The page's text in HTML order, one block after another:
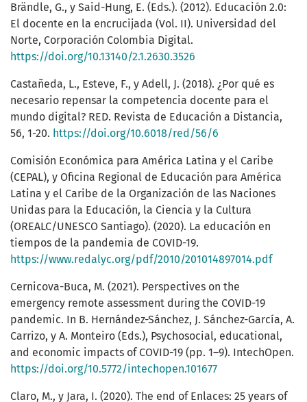
Brändle, G., y Said-Hung, E. (Eds.). (2012). Educación 2.0:
El docente en la encrucijada (Vol. II). Universidad del
Norte, Corporación Colombia Digital.
https://doi.org/10.13140/2.1.2630.3526
Castañeda, L., Esteve, F., y Adell, J. (2018). ¿Por qué es
necesario repensar la competencia docente para el
mundo digital? RED. Revista de Educación a Distancia,
56, 1-20. https://doi.org/10.6018/red/56/6
Comisión Económica para América Latina y el Caribe
(CEPAL), y Oficina Regional de Educación para América
Latina y el Caribe de la Organización de las Naciones
Unidas para la Educación, la Ciencia y la Cultura
(OREALC/UNESCO Santiago). (2020). La educación en
tiempos de la pandemia de COVID-19.
https://www.redalyc.org/pdf/2010/201014897014.pdf
Cernicova-Buca, M. (2021). Perspectives on the
emergency remote assessment during the COVID-19
pandemic. In B. Hernández-Sánchez, J. Sánchez-García, A.
Carrizo, y A. Monteiro (Eds.), Psychosocial, educational,
and economic impacts of COVID-19 (pp. 1–9). IntechOpen.
https://doi.org/10.5772/intechopen.101677
Claro, M., y Jara, I. (2020). The end of Enlaces: 25 years of